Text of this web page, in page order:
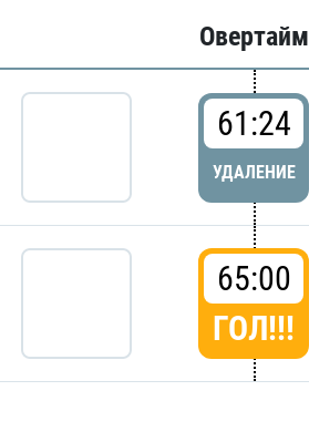
Овертайм
61:24
УДАЛЕНИЕ
65:00
ГОЛ!!!